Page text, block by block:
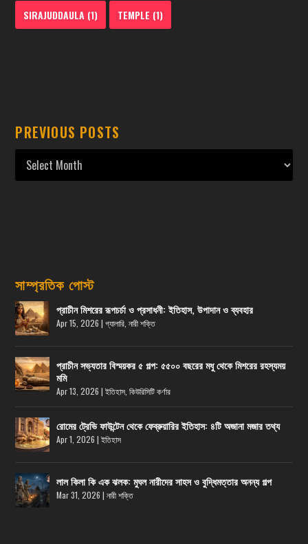
SIRAJUDDAULA (1) TEMPLE (1)
PREVIOUS POSTS
সাম্প্রতিক পোস্ট
প্রাচীন মিশরের রূপচর্চা ও প্রসাধনী: ইতিহাস, উপাদান ও ব্যবহার
Apr 15, 2026 |গ্যালারি ,নারী শক্তি
প্রাচীন সভ্যতার বিস্ময়কর ৫ গল্প: ৫৫০০ বছরের মধু থেকে মিশরের রহস্যময়
মমি
Apr 13, 2026 |ইতিহাস ,কিউরিসিটি কর্ণার
রোমের ট্রেভি ফাউন্টেন থেকে ফেব্রুয়ারির ইতিহাস: ৪টি অজানা মজার তথ্য
Apr 1, 2026 |ইতিহাস
লাল কিলা কি এক ঝলক: মুঘল নারীদের সাহস ও বুদ্ধিমত্তার অনন্য গল্প
Mar 31, 2026 |নারী শক্তি